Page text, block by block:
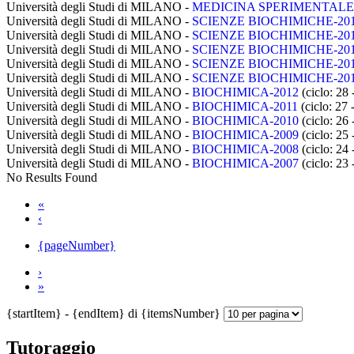
Università degli Studi di MILANO - MEDICINA
Università degli Studi di MILANO - SCIENZE BIOCHIMICHE-
Università degli Studi di MILANO - SCIENZE BIOCHIMICHE-
Università degli Studi di MILANO - SCIENZE BIOCHIMICHE-
Università degli Studi di MILANO - SCIENZE BIOCHIMICHE-
Università degli Studi di MILANO - SCIENZE BIOCHIMICHE-
Università degli Studi di MILANO - BIOCHIMICA-2012 (ciclo: 28
Università degli Studi di MILANO - BIOCHIMICA-2011 (ciclo: 27
Università degli Studi di MILANO - BIOCHIMICA-2010 (ciclo: 26
Università degli Studi di MILANO - BIOCHIMICA-2009 (ciclo: 25
Università degli Studi di MILANO - BIOCHIMICA-2008 (ciclo: 24
Università degli Studi di MILANO - BIOCHIMICA-2007 (ciclo: 23
No Results Found
«
‹
{pageNumber}
›
»
{startItem} - {endItem} di {itemsNumber}
Tutoraggio